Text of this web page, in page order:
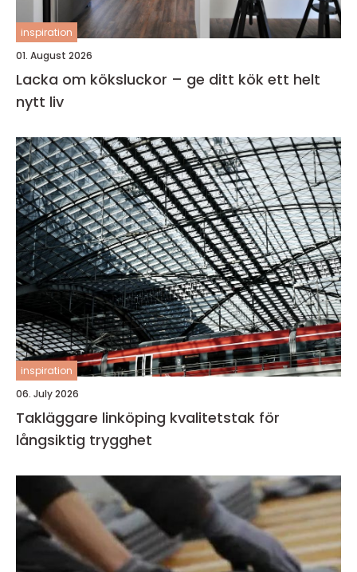
inspiration
01. August 2026
Lacka om köksluckor – ge ditt kök ett helt
nytt liv
inspiration
06. July 2026
Takläggare linköping kvalitetstak för
långsiktig trygghet